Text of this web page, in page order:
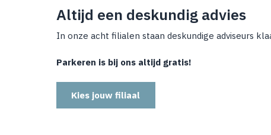
Altijd een deskundig advies
In onze acht filialen staan deskundige adviseurs
Parkeren is bij ons altijd gratis!
Kies jouw filiaal